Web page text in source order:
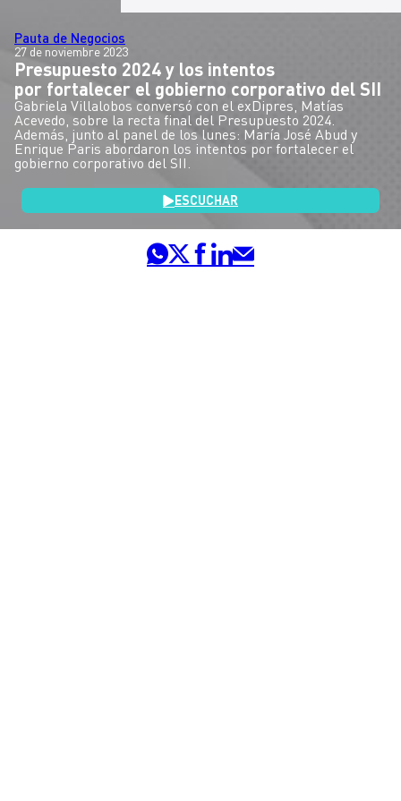
Pauta de Negocios
27 de noviembre 2023
Presupuesto 2024 y los intentos
por fortalecer el gobierno corporativo del SII
Gabriela Villalobos conversó con el exDipres, Matías
Acevedo, sobre la recta final del Presupuesto 2024.
Además, junto al panel de los lunes: María José Abud y
Enrique Paris abordaron los intentos por fortalecer el
gobierno corporativo del SII.
ESCUCHAR